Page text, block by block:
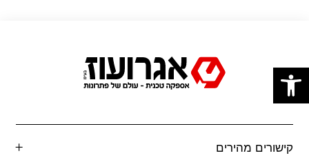
קישורים מהירים
פתח סרגל נגישות